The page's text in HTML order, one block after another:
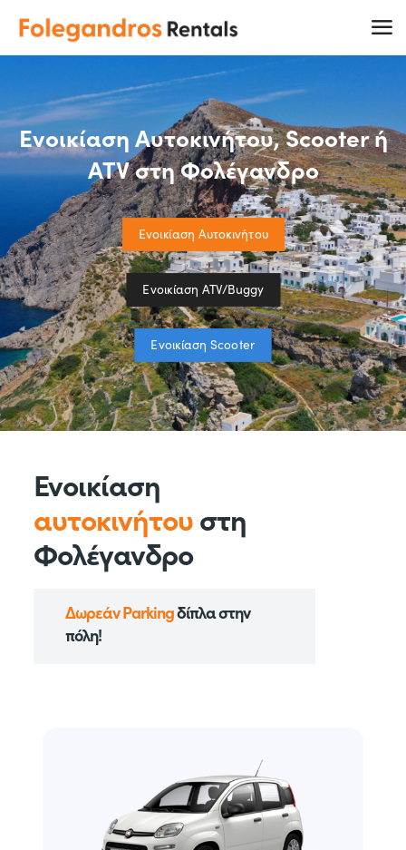
Ενοικίαση Αυτοκινήτου, Scooter ή
ATV στη Φολέγανδρο
Ενοικίαση Αυτοκινήτου
Ενοικίαση ATV/Buggy
Ενοικίαση Scooter
Ενοικίαση
αυτοκινήτουστη
Φολέγανδρο
Δωρεάν Parkingδίπλα στην
πόλη!